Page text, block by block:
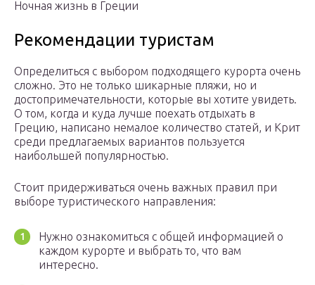
Ночная жизнь в Греции
Рекомендации туристам
Определиться с выбором подходящего курорта очень
сложно. Это не только шикарные пляжи, но и
достопримечательности, которые вы хотите увидеть.
О том, когда и куда лучше поехать отдыхать в
Грецию, написано немалое количество статей, и Крит
среди предлагаемых вариантов пользуется
наибольшей популярностью.
Стоит придерживаться очень важных правил при
выборе туристического направления:
Нужно ознакомиться с общей информацией о
каждом курорте и выбрать то, что вам
интересно.